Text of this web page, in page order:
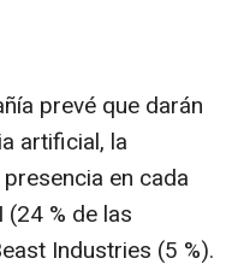
prevé que darán
artificial, la
en cada
% de las
Industries (5 %).